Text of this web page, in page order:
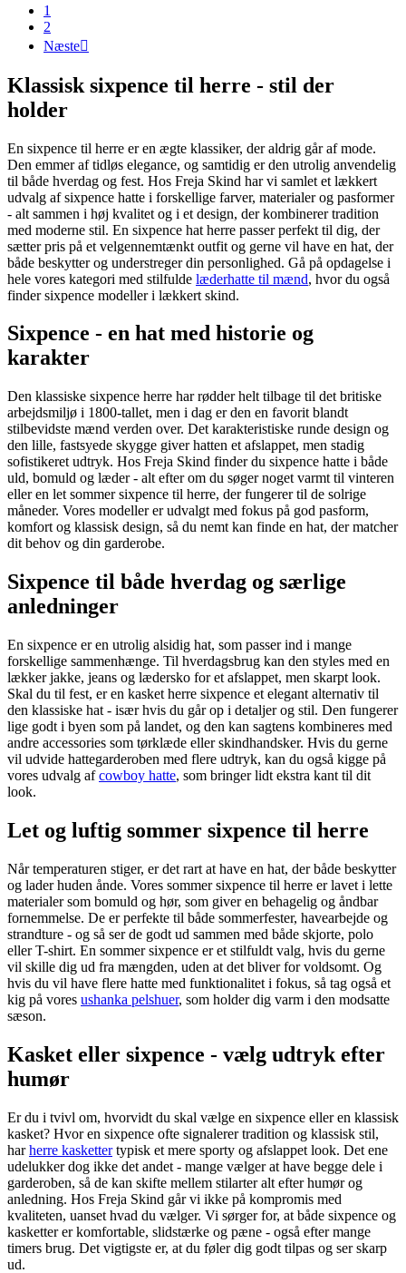
1
2
Næste
Klassisk sixpence til herre - stil der
holder
En sixpence til herre er en ægte klassiker, der aldrig går af mode.
Den emmer af tidløs elegance, og samtidig er den utrolig anvendelig
til både hverdag og fest. Hos Freja Skind har vi samlet et lækkert
udvalg af sixpence hatte i forskellige farver, materialer og pasformer
- alt sammen i høj kvalitet og i et design, der kombinerer tradition
med moderne stil. En sixpence hat herre passer perfekt til dig, der
sætter pris på et velgennemtænkt outfit og gerne vil have en hat, der
både beskytter og understreger din personlighed. Gå på opdagelse i
hele vores kategori med stilfulde læderhatte til mænd, hvor du også
finder sixpence modeller i lækkert skind.
Sixpence - en hat med historie og
karakter
Den klassiske sixpence herre har rødder helt tilbage til det britiske
arbejdsmiljø i 1800-tallet, men i dag er den en favorit blandt
stilbevidste mænd verden over. Det karakteristiske runde design og
den lille, fastsyede skygge giver hatten et afslappet, men stadig
sofistikeret udtryk. Hos Freja Skind finder du sixpence hatte i både
uld, bomuld og læder - alt efter om du søger noget varmt til vinteren
eller en let sommer sixpence til herre, der fungerer til de solrige
måneder. Vores modeller er udvalgt med fokus på god pasform,
komfort og klassisk design, så du nemt kan finde en hat, der matcher
dit behov og din garderobe.
Sixpence til både hverdag og særlige
anledninger
En sixpence er en utrolig alsidig hat, som passer ind i mange
forskellige sammenhænge. Til hverdagsbrug kan den styles med en
lækker jakke, jeans og lædersko for et afslappet, men skarpt look.
Skal du til fest, er en kasket herre sixpence et elegant alternativ til
den klassiske hat - især hvis du går op i detaljer og stil. Den fungerer
lige godt i byen som på landet, og den kan sagtens kombineres med
andre accessories som tørklæde eller skindhandsker. Hvis du gerne
vil udvide hattegarderoben med flere udtryk, kan du også kigge på
vores udvalg afcowboy hatte, som bringer lidt ekstra kant til dit
look.
Let og luftig sommer sixpence til herre
Når temperaturen stiger, er det rart at have en hat, der både beskytter
og lader huden ånde. Vores sommer sixpence til herre er lavet i lette
materialer som bomuld og hør, som giver en behagelig og åndbar
fornemmelse. De er perfekte til både sommerfester, havearbejde og
strandture - og så ser de godt ud sammen med både skjorte, polo
eller T-shirt. En sommer sixpence er et stilfuldt valg, hvis du gerne
vil skille dig ud fra mængden, uden at det bliver for voldsomt. Og
hvis du vil have flere hatte med funktionalitet i fokus, så tag også et
kig på vores ushanka pelshuer, som holder dig varm i den modsatte
sæson.
Kasket eller sixpence - vælg udtryk efter
humør
Er du i tvivl om, hvorvidt du skal vælge en sixpence eller en klassisk
kasket? Hvor en sixpence ofte signalerer tradition og klassisk stil,
harherre kaskettertypisk et mere sporty og afslappet look. Det ene
udelukker dog ikke det andet - mange vælger at have begge dele i
garderoben, så de kan skifte mellem stilarter alt efter humør og
anledning. Hos Freja Skind går vi ikke på kompromis med
kvaliteten, uanset hvad du vælger. Vi sørger for, at både sixpence og
kasketter er komfortable, slidstærke og pæne - også efter mange
timers brug. Det vigtigste er, at du føler dig godt tilpas og ser skarp
ud.